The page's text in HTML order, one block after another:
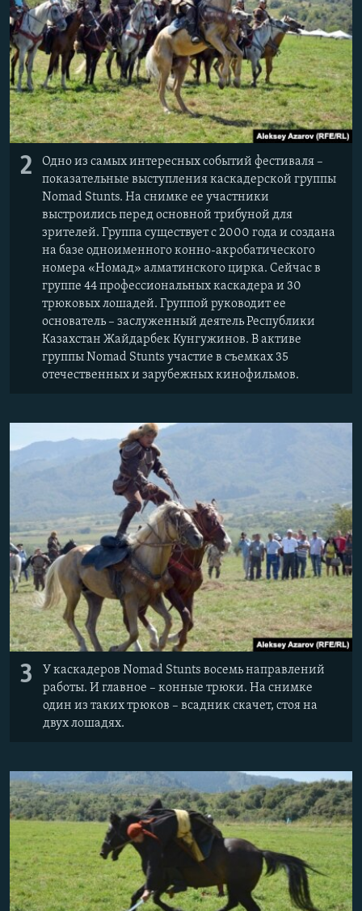
2
Одно из самых интересных событий фестиваля –
показательные выступления каскадерской группы
Nomad Stunts. На снимке ее участники
выстроились перед основной трибуной для
зрителей. Группа существует с 2000 года и создана
на базе одноименного конно-акробатического
номера «Номад» алматинского цирка. Сейчас в
группе 44 профессиональных каскадера и 30
трюковых лошадей. Группой руководит ее
основатель – заслуженный деятель Республики
Казахстан Жайдарбек Кунгужинов. В активе
группы Nomad Stunts участие в съемках 35
отечественных и зарубежных кинофильмов.
3
У каскадеров Nomad Stunts восемь направлений
работы. И главное – конные трюки. На снимке
один из таких трюков – всадник скачет, стоя на
двух лошадях.